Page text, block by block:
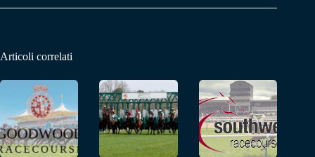
Articoli correlati